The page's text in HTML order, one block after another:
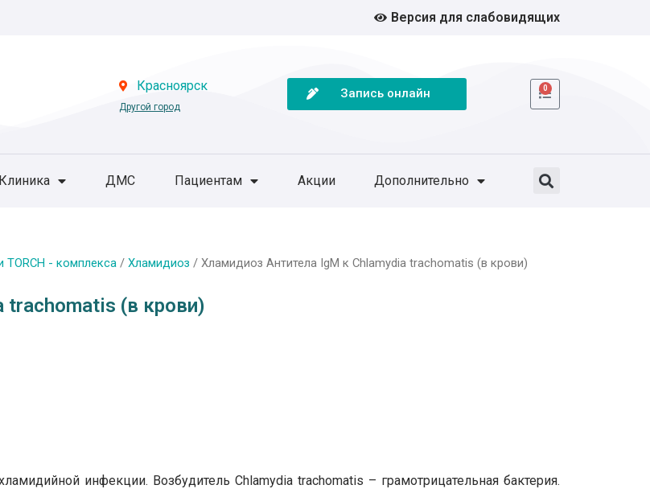
Версия для слабовидящих
Красноярск
Другой город
Запись онлайн 0
Клиника ДМС Пациентам Акции Дополнительно
TORCH - комплекса / Хламидиоз / Хламидиоз Антитела IgМ к Chlamydia trachomatis (в крови)
trachomatis (в крови)
инфекции. Возбудитель Chlamydia trachomatis – грамотрицательная бактерия.